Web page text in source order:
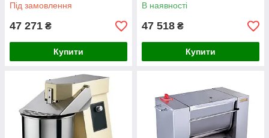
Під замовлення
47 271 ₴
Купити
В наявності
47 518 ₴
Купити